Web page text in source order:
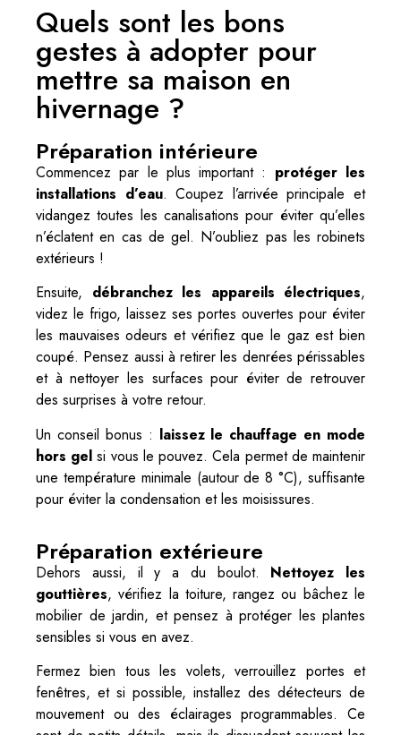
Quels sont les bons
gestes à adopter pour
mettre sa maison en
hivernage ?
Préparation intérieure
Commencez par le plus important : protéger les
installations d’eau. Coupez l’arrivée principale et
vidangez toutes les canalisations pour éviter qu’elles
n’éclatent en cas de gel. N’oubliez pas les robinets
extérieurs !
Ensuite, débranchez les appareils électriques,
videz le frigo, laissez ses portes ouvertes pour éviter
les mauvaises odeurs et vérifiez que le gaz est bien
coupé. Pensez aussi à retirer les denrées périssables
et à nettoyer les surfaces pour éviter de retrouver
des surprises à votre retour.
Un conseil bonus : laissez le chauffage en mode
hors gel si vous le pouvez. Cela permet de maintenir
une température minimale (autour de 8 °C), suffisante
pour éviter la condensation et les moisissures.
Préparation extérieure
Dehors aussi, il y a du boulot. Nettoyez les
gouttières, vérifiez la toiture, rangez ou bâchez le
mobilier de jardin, et pensez à protéger les plantes
sensibles si vous en avez.
Fermez bien tous les volets, verrouillez portes et
fenêtres, et si possible, installez des détecteurs de
mouvement ou des éclairages programmables. Ce